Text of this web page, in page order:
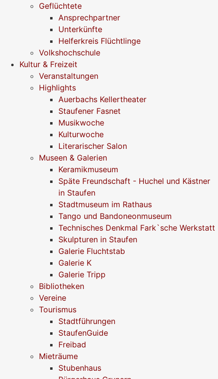
Geflüchtete
Ansprechpartner
Unterkünfte
Helferkreis Flüchtlinge
Volkshochschule
Kultur & Freizeit
Veranstaltungen
Highlights
Auerbachs Kellertheater
Staufener Fasnet
Musikwoche
Kulturwoche
Literarischer Salon
Museen & Galerien
Keramikmuseum
Späte Freundschaft - Huchel und Kästner
in Staufen
Stadtmuseum im Rathaus
Tango und Bandoneonmuseum
Technisches Denkmal Fark`sche Werkstatt
Skulpturen in Staufen
Galerie Fluchtstab
Galerie K
Galerie Tripp
Bibliotheken
Vereine
Tourismus
Stadtführungen
StaufenGuide
Freibad
Mieträume
Stubenhaus